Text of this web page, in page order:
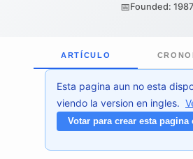
📅Founded: 1987
ARTÍCULO
Esta pagina aun no esta
viendo la version en ingles.
Votar para crear esta pagina